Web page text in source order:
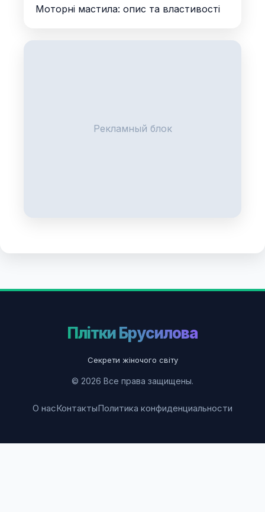
Моторні мастила: опис та властивості
Рекламный блок
Плітки Брусилова
Секрети жіночого світу
© 2026 Все права защищены.
О насКонтактыПолитика конфиденциальности